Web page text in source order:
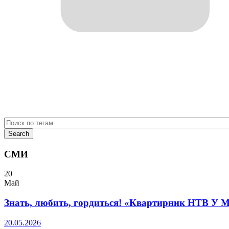
СМИ
20
Май
Знать, любить, гордиться! «Квартирник НТВ У
20.05.2026